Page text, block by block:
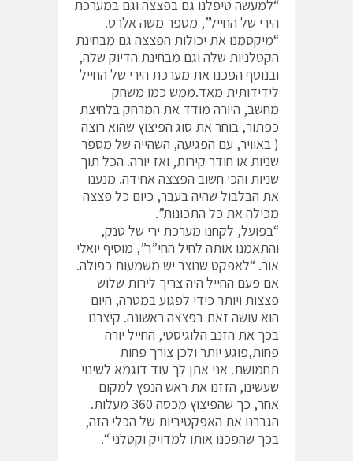
“למעשה טיפלנו גם בפצצה וגם במערכת
הירי של החייל”, מספר משה אלרט.
“מיקסמנו את יכולות הפצצה גם מבחינת
הקטלניות שלה וגם מבחינת הדיוק שלה,
ובנוסף הפכנו את מערכת הירי של החייל
לידידותית מאד.ממש כמו משחק
מחשב, היורה מודד את המרחק בלחיצת
כפתור, בוחר את סוג הפיצוץ שהוא רוצה
( באוויר, עם הפגיעה, השהייה של מספר
שניות או חודר קירות, ואז יורה. הכל תוך
שניות והכי חשוב הפצצה אחידה. מנענו
את הבלבול שהיה בעבר, כיום כל פצצה
מכילה את כל התכונות”.
“בפועל, לקחנו מערכת ירי של טנק,
והתאמנו אותה לחיל החי”ר”, מוסיף יואלי
אור. “לאפקט שנוצר יש משמעות כפולה.
אם פעם החייל היה צריך לירות שלוש
פצצות ויותר כידי לפגוע במטרה, היום
הוא עושה זאת בפצצה ראשונה. קיצרנו
בכך את הזנב הלוגיסטי, החייל יורה
פחות,פוגע יותר ולכן צורך פחות
תחמושת. אני אתן לך עוד דוגמא לשינוי
שעשינו, הזזנו את ראש הנפץ למקום
אחר, כך שהפיצוץ מכסה 360 מעלות.
הגברנו את האפקטיביות של הכלי הזה,
בכך שהפכנו אותו למדויק וקטלני “.